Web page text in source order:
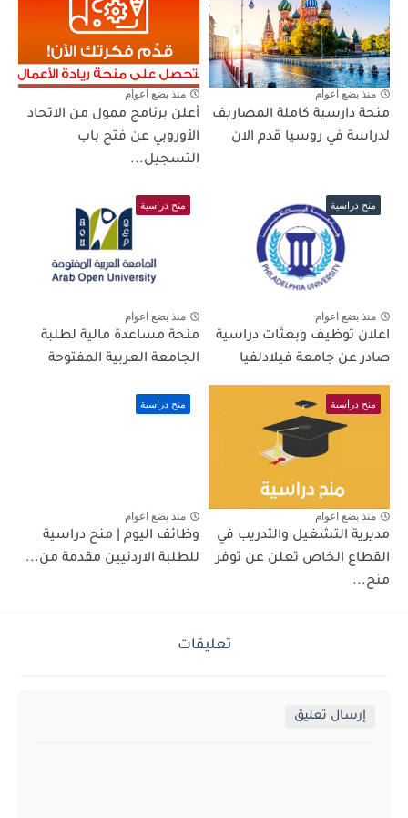
منذ بضع اعوام
منحة دارسية كاملة المصاريف
لدراسة في روسيا قدم الان
منذ بضع اعوام
أعلن برنامج ممول من الاتحاد
الأوروبي عن فتح باب
التسجيل...
منح دراسية
منذ بضع اعوام
اعلان توظيف وبعثات دراسية
صادر عن جامعة فيلادلفيا
منح دراسية
منذ بضع اعوام
منحة مساعدة مالية لطلبة
الجامعة العربية المفتوحة
منح دراسية
منذ بضع اعوام
مديرية التشغيل والتدريب في
القطاع الخاص تعلن عن توفر
منح...
منح دراسية
منذ بضع اعوام
وظائف اليوم | منح دراسية
للطلبة الاردنيين مقدمة من...
تعليقات
إرسال تعليق